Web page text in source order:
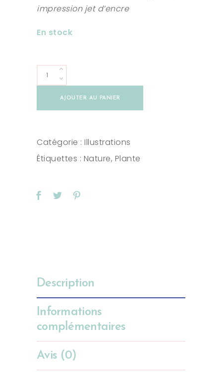
impression jet d’encre
En stock
Illustration
Tarot
AJOUTER AU PANIER
Catégorie :Illustrations
Étiquettes : Nature, Plante
Description
Informations
complémentaires
Avis (0)